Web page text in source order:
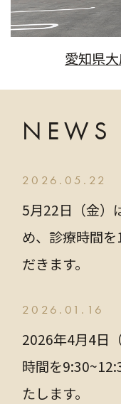
愛知県
NEWS
2026.05.22
5月22日（金）
め、診療時間
だきます。
2026.01.16
2026年4月4日
時間を
たします。